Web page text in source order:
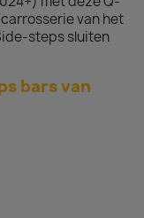
van het
steps sluiten
bars van